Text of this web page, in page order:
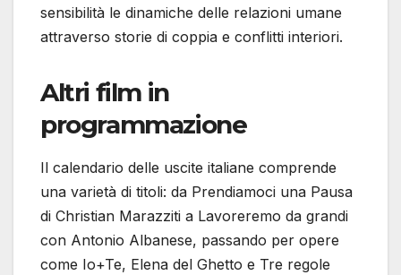
sensibilità le dinamiche delle relazioni umane
attraverso storie di coppia e conflitti interiori.
Altri film in
programmazione
Il calendario delle uscite italiane comprende
una varietà di titoli: da Prendiamoci una Pausa
di Christian Marazziti a Lavoreremo da grandi
con Antonio Albanese, passando per opere
come Io+Te, Elena del Ghetto e Tre regole